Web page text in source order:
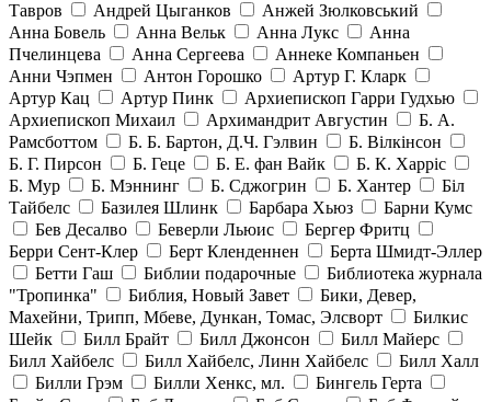
Тавров
Андрей Цыганков
Анжей Зюлковський
Анна Бовель
Анна Вельк Анна Лукс
Анна
Пчелинцева
Анна Сергеева
Аннеке Компаньен
Анни Чэпмен
Антон Горошко
Артур Г. Кларк
Артур Кац
Артур Пинк
Архиепископ Гарри Гудхью
Архиепископ Михаил
Архимандрит Августин
Б. А.
Рамсботтом
Б. Б. Бартон, Д.Ч. Гэлвин
Б. Вілкінсон
Б. Г. Пирсон
Б. Геце Б. Е. фан Вайк
Б. К. Харріс
Б. Мур
Б. Мэннинг Б. Сджогрин Б. Хантер
Біл
Тайбелс
Базилея Шлинк Барбара Хьюз
Барни Кумс
Бев Десалво
Беверли Льюис
Бергер Фритц
Берри Сент-Клер
Берт Кленденнен
Берта Шмидт-Эллер
Бетти Гаш
Библии подарочные
Библиотека журнала
"Тропинка"
Библия, Новый Завет
Бики, Девер,
Махейни, Трипп, Мбеве, Дункан, Томас, Элсворт
Билкис
Шейк
Билл Брайт Билл Джонсон
Билл Майерс
Билл Хайбелс
Билл Хайбелс, Линн Хайбелс
Билл Халл
Билли Грэм
Билли Хенкс, мл.
Бингель Герта